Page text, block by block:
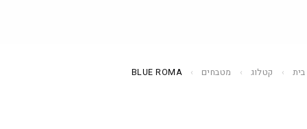
בית › קטלוג › מטבחים ›
BLUE ROMA